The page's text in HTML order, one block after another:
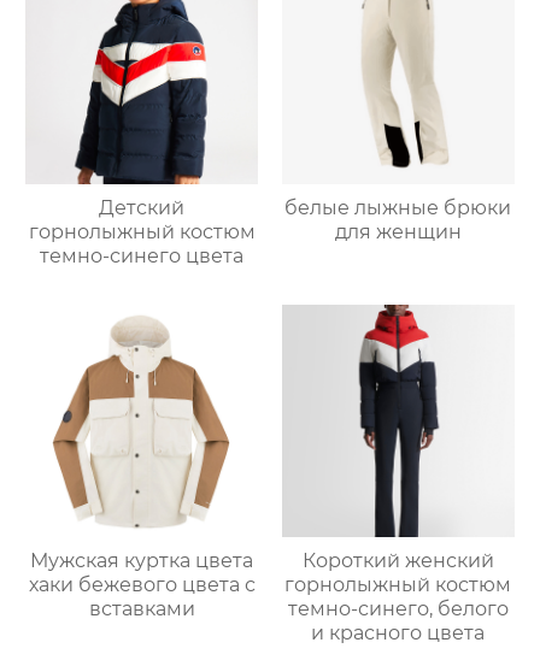
Детский
горнолыжный костюм
темно-синего цвета
белые лыжные брюки
для женщин
Мужская куртка цвета
хаки бежевого цвета с
вставками
Короткий женский
горнолыжный костюм
темно-синего, белого
и красного цвета